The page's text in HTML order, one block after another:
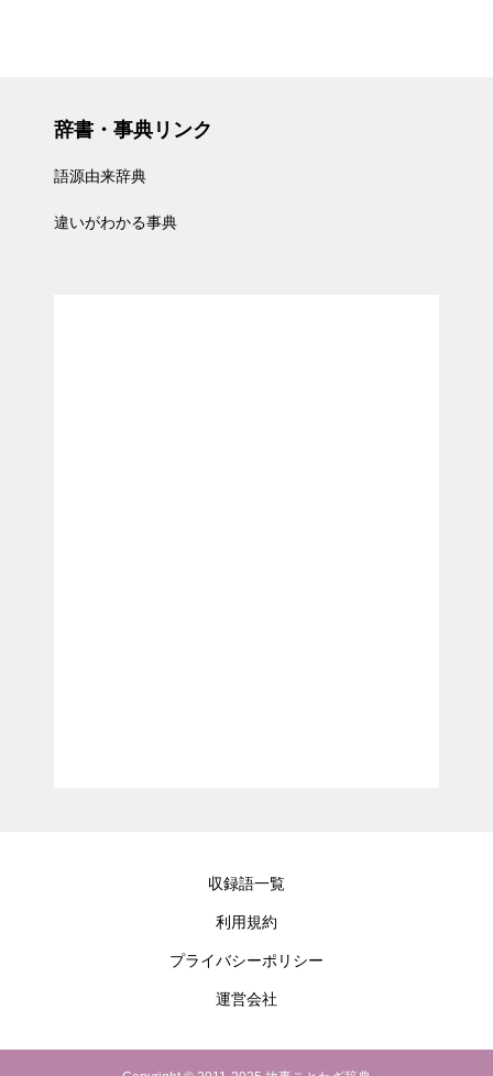
辞書・事典リンク
語源由来辞典
違いがわかる事典
収録語一覧
利用規約
プライバシーポリシー
運営会社